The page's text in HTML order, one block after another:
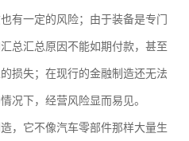
有一定的风险；由于装备是专门
总汇总原因不能如期付款，甚至
损失；在现行的金融制造还无法
况下，经营风险显而易见。
，它不像汽车零部件那样大量生